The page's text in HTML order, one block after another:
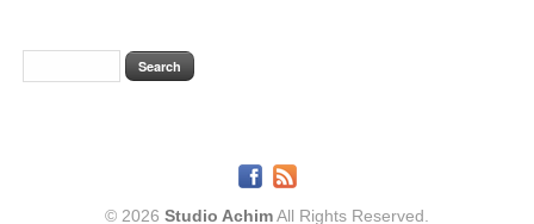
© 2026 Studio AchimAll Rights Reserved.